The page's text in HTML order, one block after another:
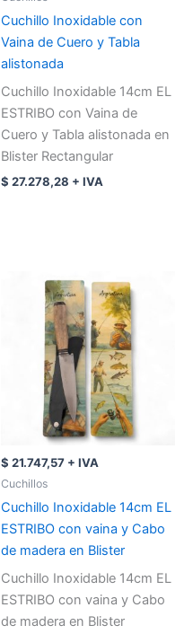
Cuchillo Inoxidable con
Vaina de Cuero y Tabla
alistonada
Cuchillo Inoxidable 14cm EL
ESTRIBO con Vaina de
Cuero y Tabla alistonada en
Blister Rectangular
$ 27.278,28 + IVA
$ 21.747,57 + IVA
Cuchillos
Cuchillo Inoxidable 14cm EL
ESTRIBO con vaina y Cabo
de madera en Blister
Cuchillo Inoxidable 14cm EL
ESTRIBO con vaina y Cabo
de madera en Blister